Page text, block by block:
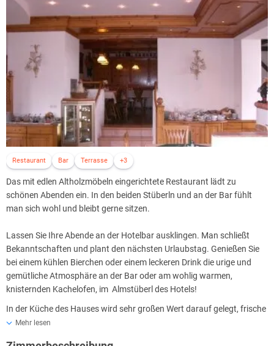
Die Gäste des Hotels können sich auf den Pärchen- Kuschelloungen
und Relaxliegen im Schwimmbad entspannen, die Vorzüge der
Schwallbrause, Farblichtbeleuchtung, Massagedüsen und der
Rundbank mit Massagedüsen genießen oder den herrlichen Bergblick,
auf den Hochstaufen, direkt vom Wasser aus erleben. Das Wasser im
Schwimmbad wird abends mit wechselndem Farblicht beleuchtet.
Das Cabrio-Hallenbad des Landhotels ist von außen verglast,
inklusive einem aufschiebbarem Glasdach. Das Dach des
Hallenbades und auch die Außenteile werden je nach Wetterlage, wie
bei einem Cabrio geöffnet oder geschlossen. Im Frühling, Sommer
und Herbst wird der Glas-Wintergarten, bei schönem Wetter, komplett
aufgeschoben, somit wird das Hallenbad zum Freibad. Freuen Sie
und im Winter erwartet die Badegäste der wohlig warme Komfort des
Wellnessbereich verbunden. Genießen Sie ganzjährig, bei jeder
Witterung, ungestörte Bade-und Sonnenstunden bei 30 Grad
Wassertemperatur!
Granderwasserhotel- Granderwasser für die Gesundheit der Gäste:
Überall im Landhotel Prinz, kommen Sie in den Genuss von
Granderwasser, nicht nur am Trinkbrunnen, sondern auch im
Whirlpool, im neuen Cabrio-Hallenbad, oder unter der Dusche. Alle
Restaurant Bar Terrasse +3
Das mit edlen Altholzmöbeln eingerichtete Restaurant lädt zu
schönen Abenden ein. In den beiden Stüberln und an der Bar fühlt
man sich wohl und bleibt gerne sitzen.
Lassen Sie Ihre Abende an der Hotelbar ausklingen. Man schließt
Bekanntschaften und plant den nächsten Urlaubstag. Genießen Sie
bei einem kühlen Bierchen oder einem leckeren Drink die urige und
gemütliche Atmosphäre an der Bar oder am wohlig warmen,
knisternden Kachelofen, im Almstüberl des Hotels!
In der Küche des Hauses wird sehr großen Wert darauf gelegt, frische
Qualitätsprodukte aus dem Berchtesgadener-Land zu verarbeiten. Im
Mehr lesen